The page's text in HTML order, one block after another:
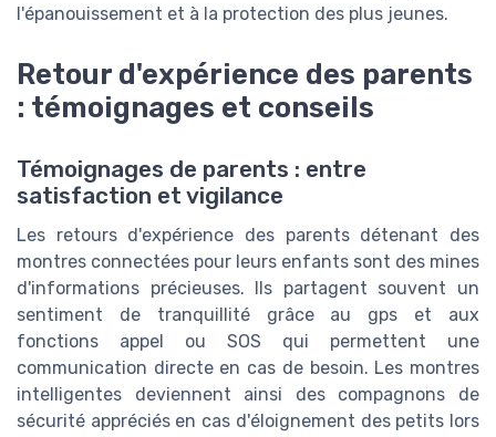
l'épanouissement et à la protection des plus jeunes.
Retour d'expérience des parents
: témoignages et conseils
Témoignages de parents : entre
satisfaction et vigilance
Les retours d'expérience des parents détenant des
montres connectées pour leurs enfants sont des mines
d'informations précieuses. Ils partagent souvent un
sentiment de tranquillité grâce au gps et aux
fonctions appel ou SOS qui permettent une
communication directe en cas de besoin. Les montres
intelligentes deviennent ainsi des compagnons de
sécurité appréciés en cas d'éloignement des petits lors